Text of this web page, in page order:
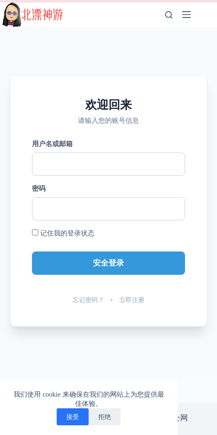
跳
至
内
我们使用 cookie 来确保在我们的网站上为您提供最
佳体验。
接受 拒绝
欢迎回来
请输入您的账号信息
用户名或邮箱
密码
记住我的登录状态
忘记密码？ • 立即注册
一柱擎天的爱情，一往无前的生活
版权所有 © 北漂神游。
京ICP备14029665号-3
京公网